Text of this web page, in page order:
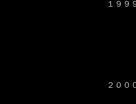
１９
・ギ
パラ
・ギ
・リ
２０
・サ